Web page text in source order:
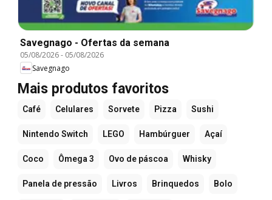
Savegnago - Ofertas da semana
05/08/2026- 05/08/2026
Savegnago
Mais produtos favoritos
Café Celulares Sorvete Pizza Sushi
Nintendo Switch LEGO Hambúrguer Açaí
Coco Ômega 3 Ovo de páscoa Whisky
Panela de pressão Livros Brinquedos Bolo